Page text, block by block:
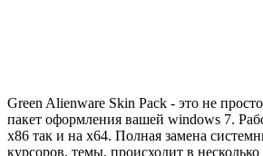
Green Alienware Skin Pack - это не
пакет оформления вашей windows 7.
x86 так и на x64. Полная замена
курсоров, темы, происходит в